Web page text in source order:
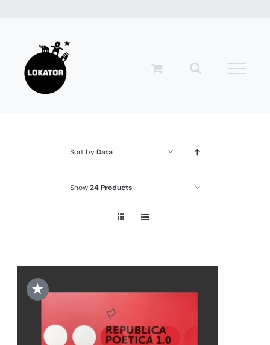
zawartości
Sort byData
Show24 Products
★